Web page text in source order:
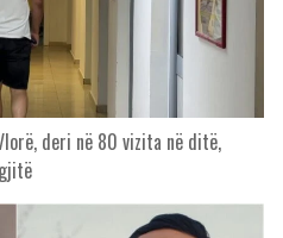
deri në 80 vizita në ditë,